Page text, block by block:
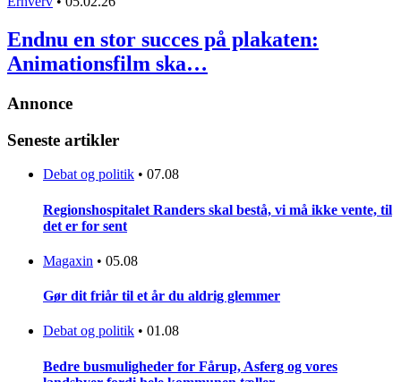
Endnu en stor succes på plakaten:
Animationsfilm ska…
Annonce
Seneste artikler
Debat og politik • 07.08
Regionshospitalet Randers skal bestå, vi må ikke vente, til
det er for sent
Magaxin • 05.08
Gør dit friår til et år du aldrig glemmer
Debat og politik • 01.08
Bedre busmuligheder for Fårup, Asferg og vores